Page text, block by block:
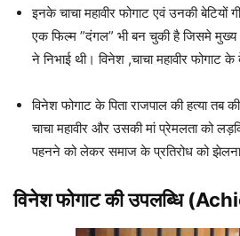
इनके चाचा महावीर फोगाट एवं उनकी
एक फिल्म ”दंगल” भी बन चुकी है जिसमे मुख्य
ने निभाई थी। विनेश ,चाचा महावीर फोगाट
विनेश फोगाट के पिता राजपाल की हत्या तब
चाचा महावीर और उसकी मां प्रेमलता को
पहनने को लेकर समाज के प्रतिरोध को झेलना
विनेश फोगाट की उपलब्धि